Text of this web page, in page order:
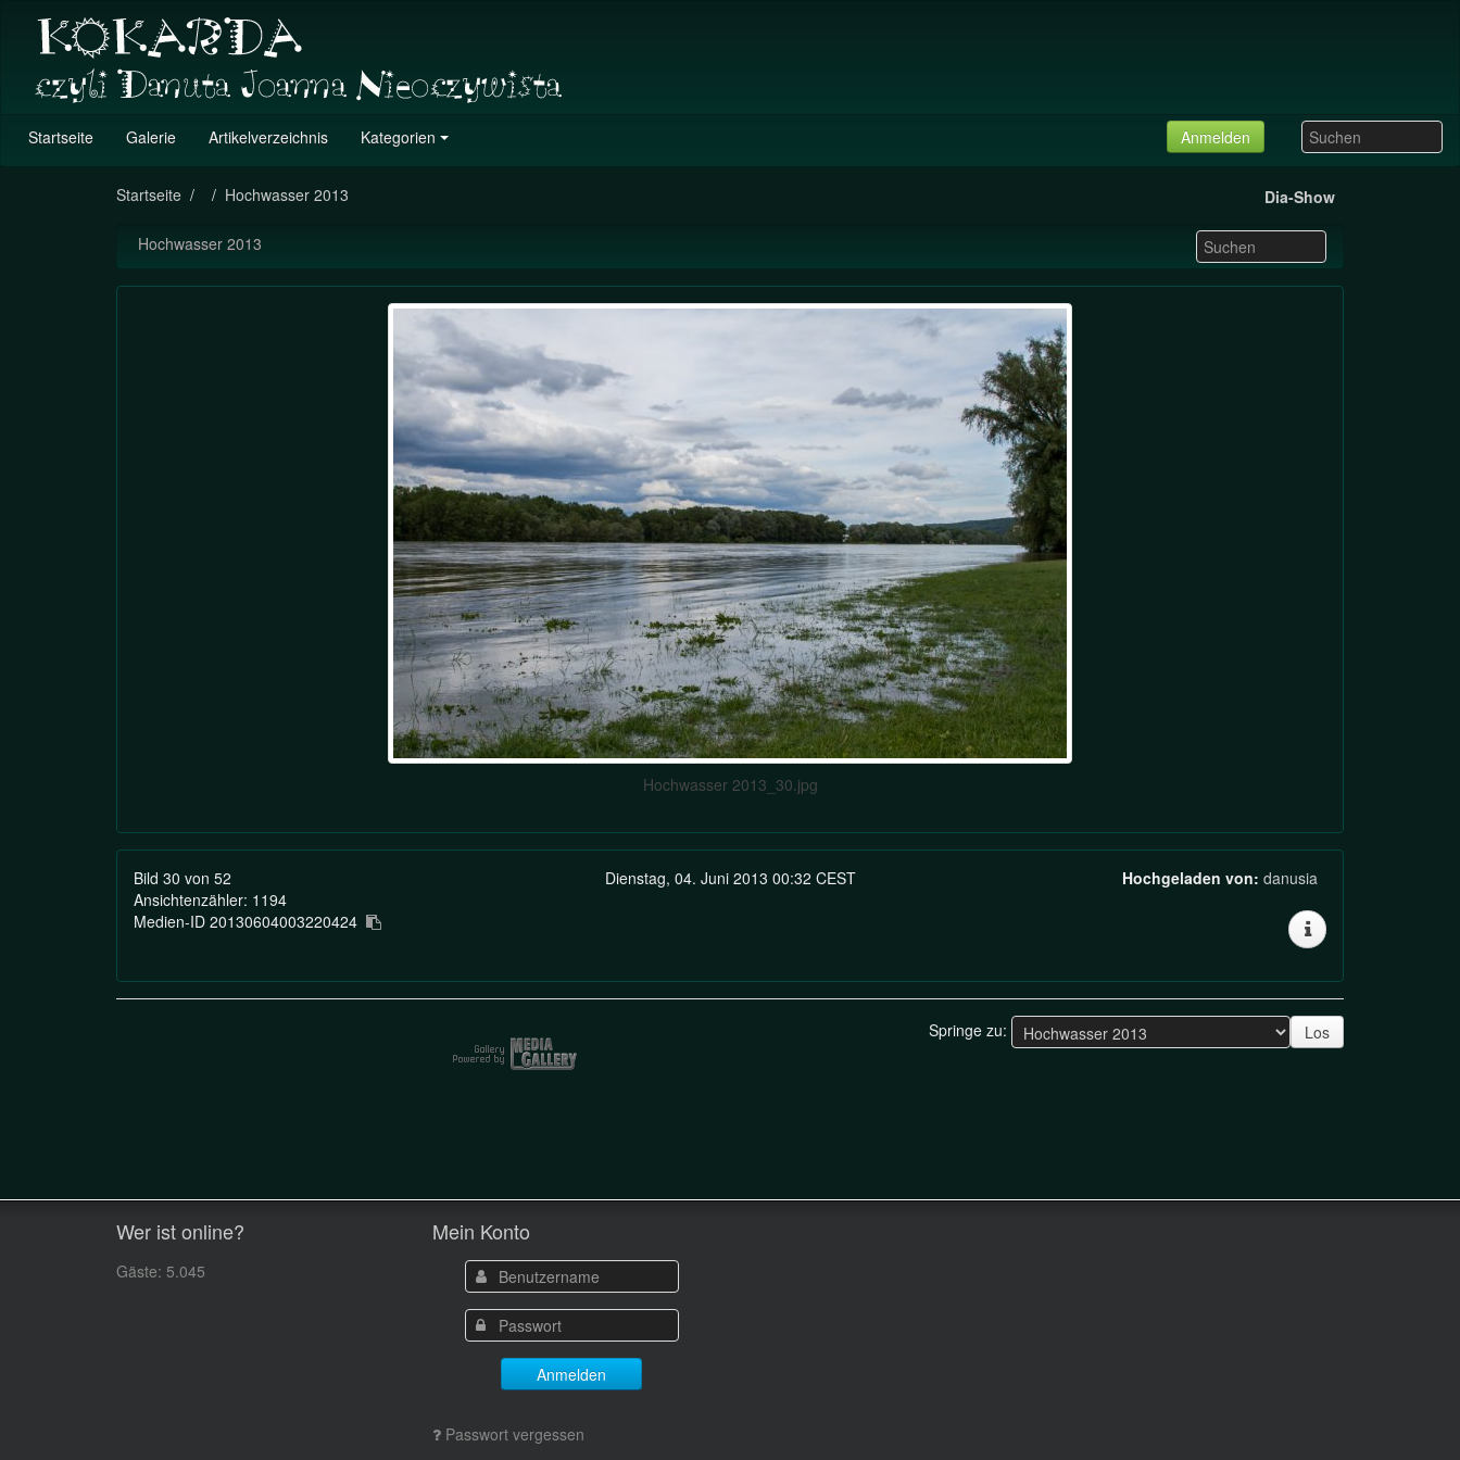
Startseite Galerie Artikelverzeichnis Kategorien Anmelden
Startseite Hochwasser 2013 Dia-Show
Hochwasser 2013
Hochwasser 2013_30.jpg
Bild 30 von 52
Ansichtenzähler: 1194
Medien-ID 20130604003220424
Dienstag, 04. Juni 2013 00:32 CEST Hochgeladen von: danusia
Springe zu: Los
Wer ist online?
Gäste: 5.045
Mein Konto
Anmelden
Passwort vergessen